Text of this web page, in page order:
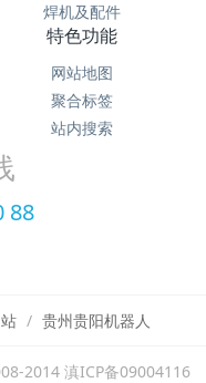
焊机及配件
特色功能
网站地图
聚合标签
站内搜索
88
贵州贵阳机器人
2014 滇ICP备09004116